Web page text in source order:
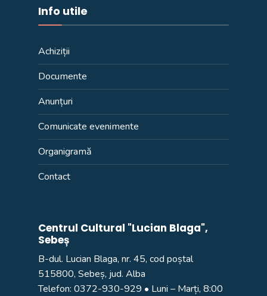
Info utile
Achiziții
Documente
Anunțuri
Comunicate evenimente
Organigramă
Contact
Centrul Cultural "Lucian Blaga",
Sebeș
B-dul. Lucian Blaga, nr. 45, cod poștal
515800, Sebeș, jud. Alba
Telefon: 0372-930-929 • Luni – Marți, 8:00